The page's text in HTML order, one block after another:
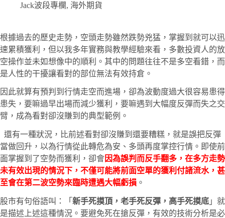
Jack波段專欄, 海外期貨
根據過去的歷史走勢，空頭走勢雖然跌勢兇猛，掌握到就可以迅
速累積獲利，但以我多年實務與教學經驗來看，多數投資人的放
空操作並未如想像中的順利。其中的問題往往不是多空看錯，而
是人性的干擾讓看對的部位無法有效持倉。
因此就算有預判到行情走空而進場，卻為波動度過大很容易患得
患失，要嘛過早出場而減少獲利，要嘛遇到大幅度反彈而失之交
臂，成為看對卻沒賺到的典型範例。
還有一種狀況，比前述看對卻沒賺到還要糟糕，就是誤把反彈
當做回升，以為行情從此轉危為安、多頭再度掌控行情。即使前
面掌握到了空勢而獲利，卻會因為誤判而反手翻多，在多方走勢
未有效出現的情況下，不僅可能將前面空單的獲利付諸流水，甚
至會在第二波空勢來臨時遭遇大幅虧損 。
股市有句俗語叫：「 新手死摸頂，老手死反彈，高手死摸底 」就
是描述上述這種情況。要避免死在搶反彈，有效的技術分析是必